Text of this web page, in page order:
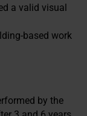
a valid visual
based work
by the